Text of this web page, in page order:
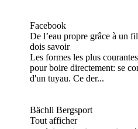
Facebook
De l’eau propre grâce à un
dois savoir
Les formes les plus
pour boire directement: se
d'un tuyau. Ce der...
Bächli Bergsport
Tout afficher